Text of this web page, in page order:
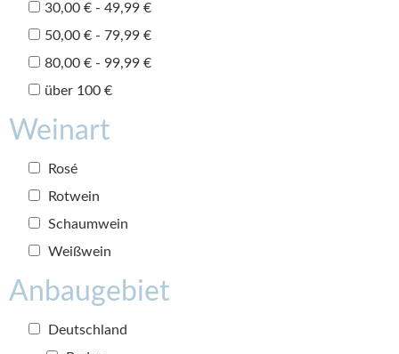
30,00 € - 49,99 €
50,00 € - 79,99 €
80,00 € - 99,99 €
über 100 €
Weinart
Rosé
Rotwein
Schaumwein
Weißwein
Anbaugebiet
Deutschland